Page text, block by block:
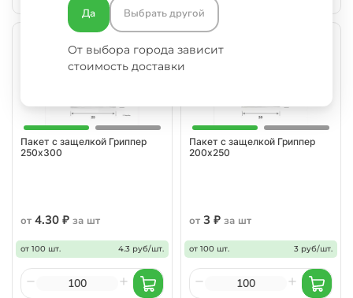
Пакет с защелкой Гриппер
250х300
от 4.30 ₽ за шт
от 100 шт. 4.3 руб/шт.
Пакет с защелкой Гриппер
200х250
от 3 ₽ за шт
от 100 шт. 3 руб/шт.
Да Выбрать другой
От выбора города зависит
стоимость доставки